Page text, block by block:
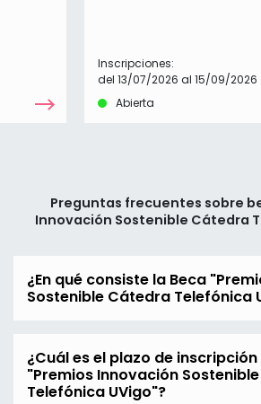
Inscripciones:
del 13/07/2026 al 15/09/2026
Abierta
Preguntas frecuentes sobre
Innovación Sostenible Cátedra
¿En qué consiste la Beca
Sostenible Cátedra Telefónica
¿Cuál es el plazo de
"Premios Innovación
Telefónica UVigo"?